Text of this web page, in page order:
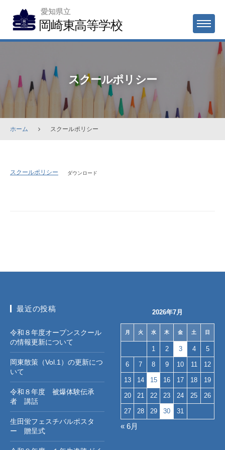
content
愛知県立
岡崎東高等学校 MENU
スクールポリシー
ホーム スクールポリシー
ス
6
26
日
スクールポリシー ダウンロード
最近の投稿
令和８年度オープンスクール
の情報更新について
岡東散策（Vol.1）の更新につ
いて
令和８年度 被爆体験伝承
者 講話
生田蛍フェスチバルポスタ
ー 贈呈式
2026年7月
月 火 水 木 金 土 日
1 2 3 4 5
6 7 8 9 10 11 12
13 14 15 16 17 18 19
20 21 22 23 24 25 26
27 28 29 30 31
« 6月